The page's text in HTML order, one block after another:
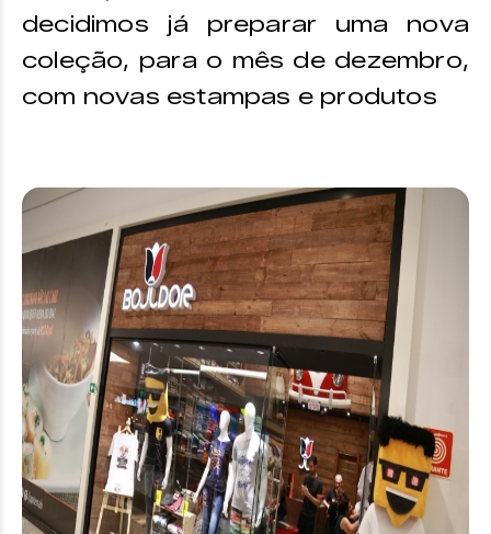
decidimos já preparar uma nova
coleção, para o mês de dezembro,
com novas estampas e produtos